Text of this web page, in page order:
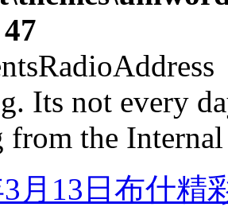
47
Its not every
from the
3月13日布什精